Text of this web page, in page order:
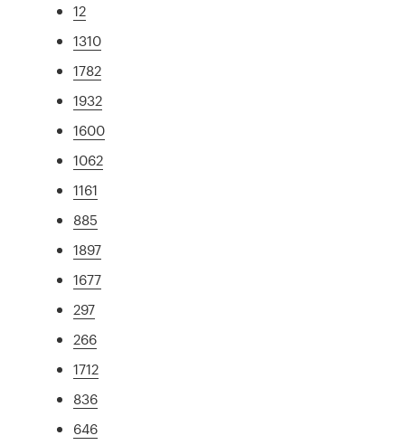
12
1310
1782
1932
1600
1062
1161
885
1897
1677
297
266
1712
836
646